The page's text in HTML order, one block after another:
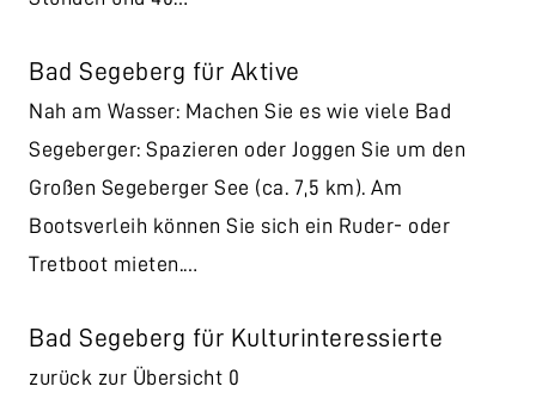
Bad Segeberg für Aktive
Nah am Wasser: Machen Sie es wie viele Bad
Segeberger: Spazieren oder Joggen Sie um den
Großen Segeberger See (ca. 7,5 km). Am
Bootsverleih können Sie sich ein Ruder- oder
Tretboot mieten.…
Bad Segeberg für Kulturinteressierte
zurück zur Übersicht 0